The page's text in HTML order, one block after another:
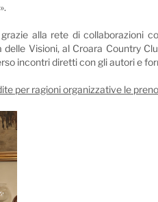
alla rete di collaborazioni
delle Visioni, al Croara Country
incontri diretti con gli autori e
per ragioni organizzative le